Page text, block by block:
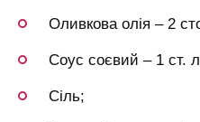
Оливкова олія – 2
Соус соєвий – 1 ст.
Сіль;